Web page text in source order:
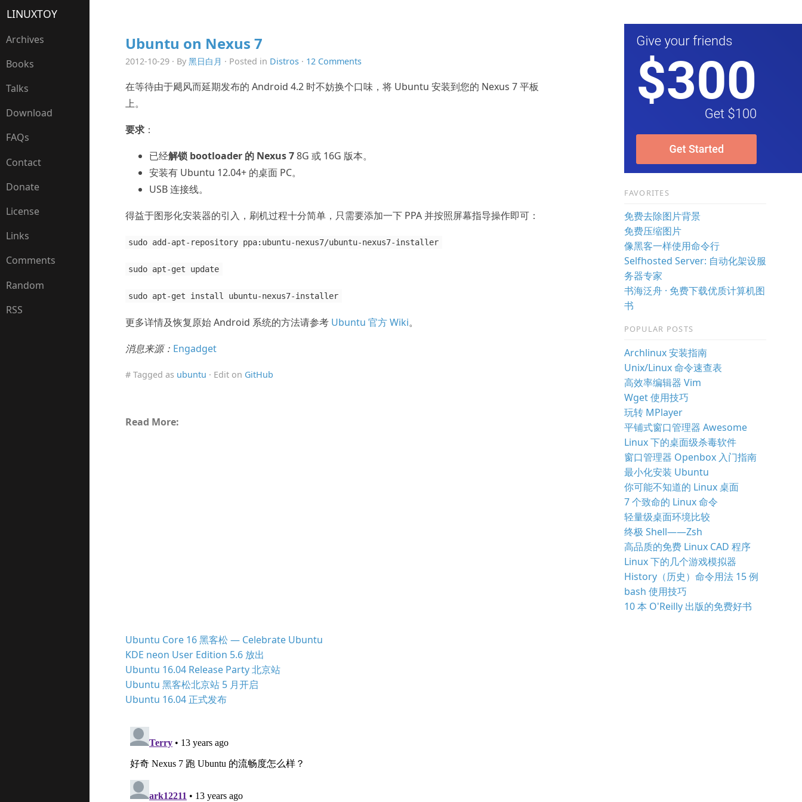
LINUXTOY
Archives
Books
Talks
Download
FAQs
Contact
Donate
License
Links
Comments
Random
RSS
Ubuntu on Nexus 7
2012-10-29 · By 黑日白月 · Posted in Distros· 12 Comments
在等待由于飓风而延期发布的 Android 4.2 时不妨换个口味，将 Ubuntu 安装到您的 Nexus 7 平板
上。
要求：
已经解锁 bootloader 的 Nexus 78G 或 16G 版本。
安装有 Ubuntu 12.04+ 的桌面 PC。
USB 连接线。
得益于图形化安装器的引入，刷机过程十分简单，只需要添加一下 PPA 并按照屏幕指导操作即可：
sudo add-apt-repository ppa:ubuntu-nexus7/ubuntu-nexus7-installer
sudo apt-get update
sudo apt-get install ubuntu-nexus7-installer
更多详情及恢复原始 Android 系统的方法请参考 Ubuntu 官方 Wiki。
消息来源： Engadget
# Tagged as ubuntu · Edit on GitHub
Read More:
Ubuntu Core 16 黑客松 — Celebrate Ubuntu
KDE neon User Edition 5.6 放出
Ubuntu 16.04 Release Party 北京站
Ubuntu 黑客松北京站 5 月开启
Ubuntu 16.04 正式发布
FAVORITES
免费去除图片背景
免费压缩图片
像黑客一样使用命令行
Selfhosted Server: 自动化架设服
务器专家
书海泛舟 · 免费下载优质计算机图
书
POPULAR POSTS
Archlinux 安装指南
Unix/Linux 命令速查表
高效率编辑器 Vim
Wget 使用技巧
玩转 MPlayer
平铺式窗口管理器 Awesome
Linux 下的桌面级杀毒软件
窗口管理器 Openbox 入门指南
最小化安装 Ubuntu
你可能不知道的 Linux 桌面
7 个致命的 Linux 命令
轻量级桌面环境比较
终极 Shell——Zsh
高品质的免费 Linux CAD 程序
Linux 下的几个游戏模拟器
History（历史）命令用法 15 例
bash 使用技巧
10 本 O'Reilly 出版的免费好书